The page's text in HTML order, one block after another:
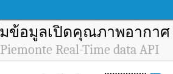
ข้อมูลเปิดคุณภาพอากาศ
Real-Time data API